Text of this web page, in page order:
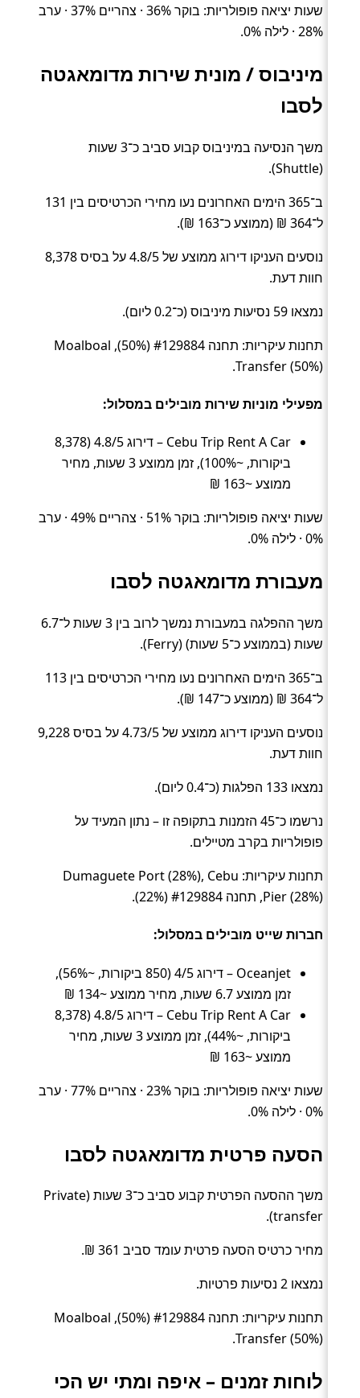
שעות יציאה פופולריות: בוקר 36% · צהריים 37% · ערב
28% · לילה 0%.
מיניבוס / מונית שירות מדומאגטה
לסבו
משך הנסיעה במיניבוס קבוע סביב כ־3 שעות
(Shuttle).
ב־365 הימים האחרונים נעו מחירי הכרטיסים בין 131
ל־364 ₪ (ממוצע כ־163 ₪).
נוסעים העניקו דירוג ממוצע של 4.8/5 על בסיס 8,378
חוות דעת.
נמצאו 59 נסיעות מיניבוס (כ־0.2 ליום).
תחנות עיקריות: תחנה #129884 (50%), Moalboal
Transfer (50%).
מפעילי מוניות שירות מובילים במסלול:
Cebu Trip Rent A Car – דירוג 4.8/5 (8,378
ביקורות, ~100%), זמן ממוצע 3 שעות, מחיר
ממוצע ~163 ₪
שעות יציאה פופולריות: בוקר 51% · צהריים 49% · ערב
0% · לילה 0%.
מעבורת מדומאגטה לסבו
משך ההפלגה במעבורת נמשך לרוב בין 3 שעות ל־6.7
שעות (בממוצע כ־5 שעות) (Ferry).
ב־365 הימים האחרונים נעו מחירי הכרטיסים בין 113
ל־364 ₪ (ממוצע כ־147 ₪).
נוסעים העניקו דירוג ממוצע של 4.73/5 על בסיס 9,228
חוות דעת.
נמצאו 133 הפלגות (כ־0.4 ליום).
נרשמו כ־45 הזמנות בתקופה זו – נתון המעיד על
פופולריות בקרב מטיילים.
תחנות עיקריות: Dumaguete Port (28%), Cebu
Pier (28%), תחנה #129884 (22%).
חברות שייט מובילים במסלול:
Oceanjet – דירוג 4/5 (850 ביקורות, ~56%),
זמן ממוצע 6.7 שעות, מחיר ממוצע ~134 ₪
Cebu Trip Rent A Car – דירוג 4.8/5 (8,378
ביקורות, ~44%), זמן ממוצע 3 שעות, מחיר
ממוצע ~163 ₪
שעות יציאה פופולריות: בוקר 23% · צהריים 77% · ערב
0% · לילה 0%.
הסעה פרטית מדומאגטה לסבו
משך ההסעה הפרטית קבוע סביב כ־3 שעות (Private
transfer).
מחיר כרטיס הסעה פרטית עומד סביב 361 ₪.
נמצאו 2 נסיעות פרטיות.
תחנות עיקריות: תחנה #129884 (50%), Moalboal
Transfer (50%).
לוחות זמנים – איפה ומתי יש הכי